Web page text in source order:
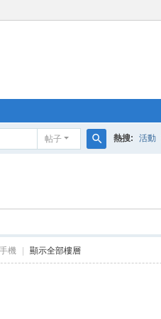
帖子 熱搜: 活動
機 顯示全部樓層